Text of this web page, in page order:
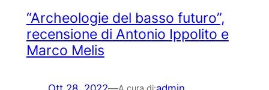
“Archeologie del basso futuro”,
recensione di Antonio Ippolito e
Marco Melis
A cura di: